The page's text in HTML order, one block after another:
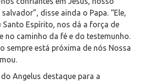
disse ainda o Papa. “Ele,
Santo Espírito, nos dá a força de
no caminho da fé e do testemunho.
sempre está próxima de nós Nossa
Angelus destaque para a